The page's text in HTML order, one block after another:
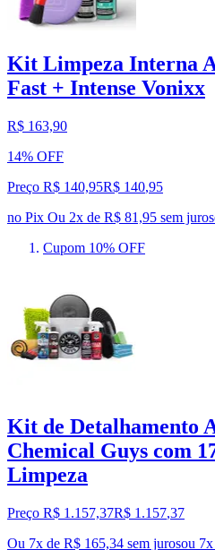
Kit Limpeza Interna
Fast + Intense Vonixx
R$ 163,90
14% OFF
Preço R$ 140,95R$ 140,95
no Pix Ou 2x de R$ 81,95 sem juros
Cupom 10% OFF
Kit de Detalhamento
Chemical Guys com
Limpeza
Preço R$ 1.157,37R$ 1.157,37
Ou 7x de R$ 165,34 sem jurosou 7x